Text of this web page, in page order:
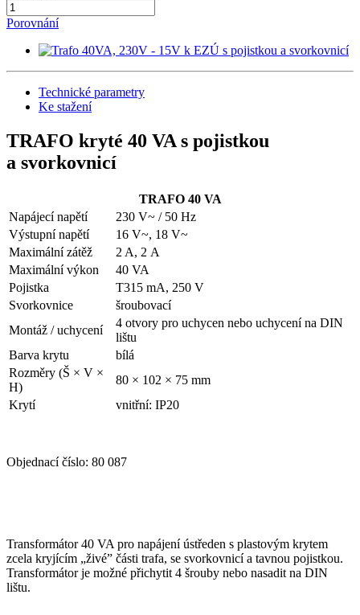
Porovnání
Technické parametry
Ke stažení
TRAFO kryté 40 VA s pojistkou
a svorkovnicí
TRAFO 40 VA
Napájecí napětí
230 V~ / 50 Hz
Výstupní napětí
16 V~, 18 V~
Maximální zátěž
2 A, 2 A
Maximální výkon
40 VA
Pojistka
T315 mA, 250 V
Svorkovnice
šroubovací
Montáž / uchycení
4 otvory pro uchycen nebo uchycení na DIN
lištu
Barva krytu
bílá
Rozměry (Š × V ×
H)
80 × 102 × 75 mm
Krytí
vnitřní: IP20
Objednací číslo: 80 087
Transformátor 40 VA pro napájení ústředen s plastovým krytem
zcela kryjícím „živé” části trafa, se svorkovnicí a tavnou pojistkou.
Transformátor je možné přichytit 4 šrouby nebo nasadit na DIN
lištu.